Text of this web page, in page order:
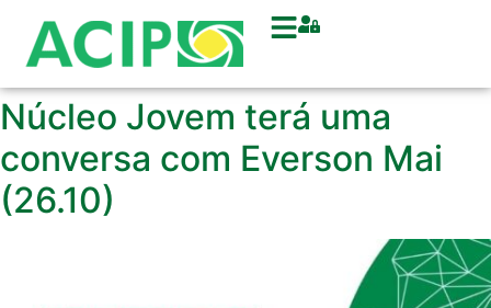
Núcleo Jovem terá uma
conversa com Everson Mai
(26.10)